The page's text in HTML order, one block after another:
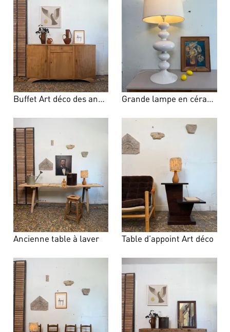
Buffet Art déco des années 40 Grande lampe en céramique années 80
Ancienne table à laver Table d’appoint Art déco